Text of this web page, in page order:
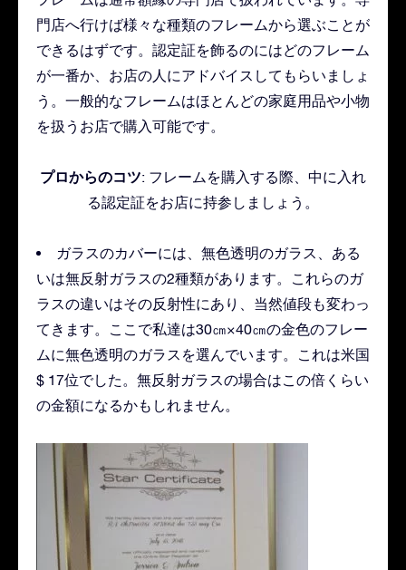
門店へ行けば様々な種類のフレームから選ぶことが
できるはずです。認定証を飾るのにはどのフレーム
が一番か、お店の人にアドバイスしてもらいましょ
う。一般的なフレームはほとんどの家庭用品や小物
を扱うお店で購入可能です。
プロからのコツ: フレームを購入する際、中に入れ
る認定証をお店に持参しましょう。
ガラスのカバーには、無色透明のガラス、ある
いは無反射ガラスの2種類があります。これらのガ
ラスの違いはその反射性にあり、当然値段も変わっ
てきます。ここで私達は30㎝×40㎝の金色のフレー
ムに無色透明のガラスを選んでいます。これは米国
$ 17位でした。無反射ガラスの場合はこの倍くらい
の金額になるかもしれません。